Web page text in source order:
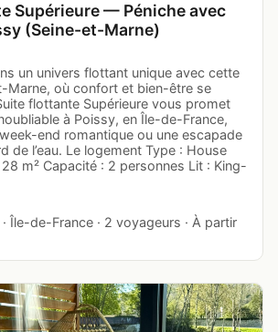
Supérieure — Péniche avec
(Seine-et-Marne)
un univers flottant unique avec cette
Marne, où confort et bien-être se
flottante Supérieure vous promet
à Poissy, en Île-de-France,
end romantique ou une escapade
de l’eau. Le logement Type : House
m² Capacité : 2 personnes Lit : King-
Île-de-France · 2 voyageurs · À partir